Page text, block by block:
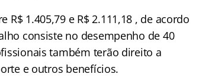
1.405,79 e R$ 2.111,18 , de acordo
consiste no desempenho de 40
também terão direito a
e outros benefícios.